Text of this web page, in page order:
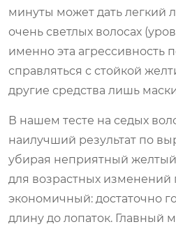
минуты может дать легкий
очень светлых волосах
именно эта агрессивность
справляться с стойкой
другие средства лишь
В нашем тесте на седых
наилучший результат по
убирая неприятный
для возрастных изменений
экономичный: достаточно
длину до лопаток. Главный